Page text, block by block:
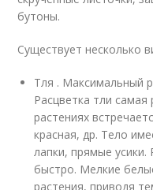
бутоны.
Существует несколько
Тля . Максимальный
Расцветка тли
растениях
красная, др. Тело
лапки, прямые
быстро. Мелкие
растения, приводя